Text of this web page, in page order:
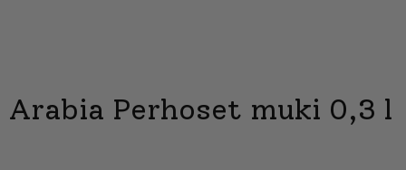
Arabia Perhoset muki 0,3 l